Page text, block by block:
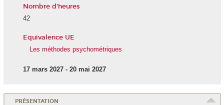
Nombre d'heures
42
Equivalence UE
Les méthodes psychométriques
17 mars 2027 - 20 mai 2027
PRÉSENTATION